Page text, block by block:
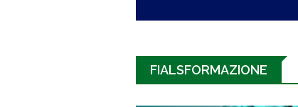
FIALSFORMAZIONE